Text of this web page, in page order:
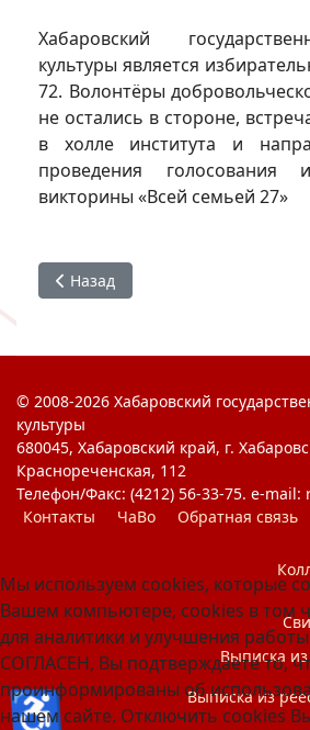
Хабаровский
культуры является
72. Волонтёры
не остались в стороне,
в холле института и
проведения голосования
викторины «Всей семьей 27»
Предыдущий: Акция "Белая
Назад
© 2008-2026 Хабаровский
культуры
680045, Хабаровский край, г.
Краснореченская, 112
Телефон/Факс: (4212) 56-33-75. e-
Контакты
ЧаВо Обратная связь
Выписка
Выписка из
Мы используем cookies, которые
Вашем компьютере, cookies в том
для аналитики и улучшения
СОГЛАСЕН, Вы подтверждаете то,
проинформированы об
нашем сайте. Отключить cookies